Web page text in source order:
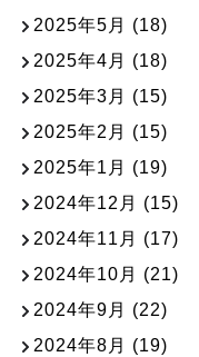
2025年5月 (18)
2025年4月 (18)
2025年3月 (15)
2025年2月 (15)
2025年1月 (19)
2024年12月 (15)
2024年11月 (17)
2024年10月 (21)
2024年9月 (22)
2024年8月 (19)